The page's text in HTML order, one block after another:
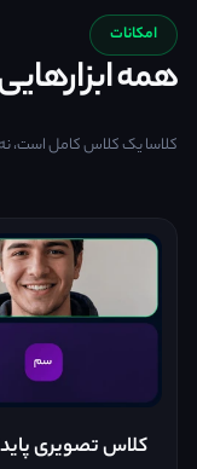
امکانات
همه
کلاسا یک کلاس کامل است،
کلاس تصویری